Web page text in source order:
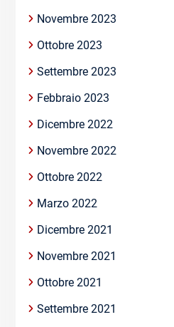
Novembre 2023
Ottobre 2023
Settembre 2023
Febbraio 2023
Dicembre 2022
Novembre 2022
Ottobre 2022
Marzo 2022
Dicembre 2021
Novembre 2021
Ottobre 2021
Settembre 2021